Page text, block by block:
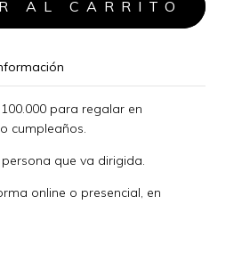
para regalar en
cumpleaños.
que va dirigida.
online o presencial, en